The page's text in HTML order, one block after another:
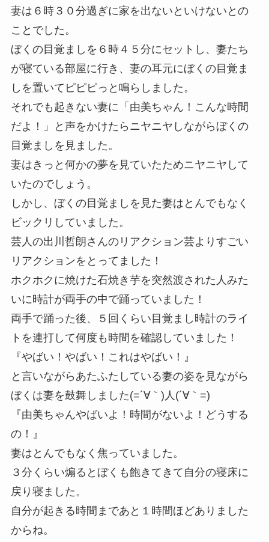
妻は６時３０分過ぎに家を出ないといけないとの
ことでした。
ぼくの目覚ましを６時４５分にセットし、妻たち
が寝ている部屋に行き、妻の耳元にぼくの目覚ま
しを置いてピピピっと鳴らしました。
それでも起きない妻に「由美ちゃん！こんな時間
だよ！」と声をかけたらニヤニヤしながらぼくの
目覚ましを見ました。
妻はきっと何かの夢を見ていたためニヤニヤして
いたのでしょう。
しかし、ぼくの目覚ましを見た妻はとんでもなく
ビックリしていました。
芸人の出川哲朗さんのリアクション芸よりすごい
リアクションをとってました！
ホクホクに焼けた石焼き芋を突然渡された人みた
いに時計が両手の中で踊っていました！
両手で踊った後、５回くらい目覚まし時計のライ
トを連打して何度も時間を確認していました！
『やばい！やばい！これはやばい！』
と言いながらあたふたしている妻の姿を見ながら
ぼくは妻を鼓舞しました(=´∀｀)人(´∀｀=)
『由美ちゃんやばいよ！時間がないよ！どうする
の！』
妻はとんでもなく焦っていました。
３分くらい煽るとぼくも飽きてきて自分の寝床に
戻り寝ました。
自分が起きる時間まであと１時間ほどありました
からね。